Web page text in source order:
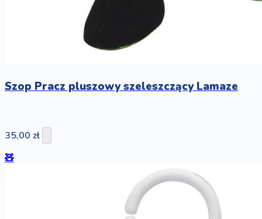
Szop Pracz pluszowy szeleszczący Lamaze
35,00 zł
🧸